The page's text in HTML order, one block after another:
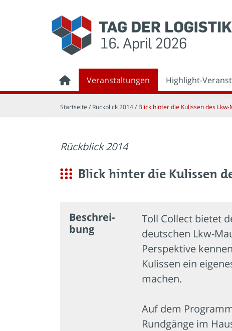
Veranstaltungen Highlight-
Startseite / Rückblick 2014 / Blick hinter die Kulissen des
Rückblick 2014
Blick hinter die Kulissen
Beschrei­
bung
Toll Collect bietet
deutschen Lkw-
Perspektive
Kulissen ein
machen.
Auf dem
Rundgänge im